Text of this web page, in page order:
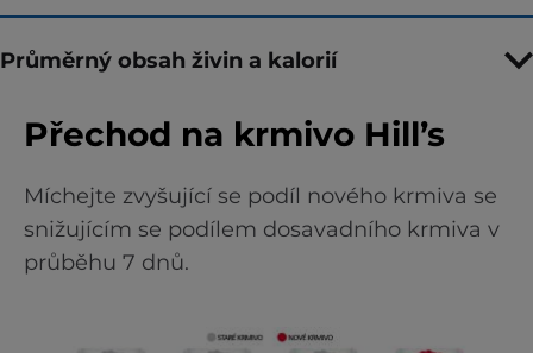
Průměrný obsah živin a kalorií
Přechod na krmivo Hill’s
Míchejte zvyšující se podíl nového krmiva se
snižujícím se podílem dosavadního krmiva v
průběhu 7 dnů.